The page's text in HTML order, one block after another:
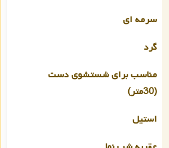
سرمه ای
گرد
مناسب برای شستشوی دست
(30متر)
استیل